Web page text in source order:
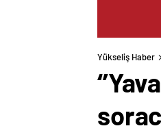
Yükseliş Haber